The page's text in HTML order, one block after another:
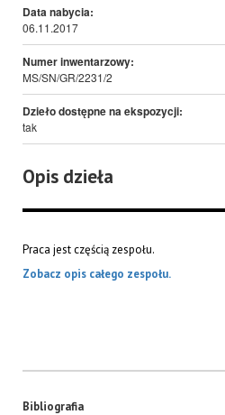
Data nabycia:
06.11.2017
Numer inwentarzowy:
MS/SN/GR/2231/2
Dzieło dostępne na ekspozycji:
tak
Opis dzieła
Praca jest częścią zespołu.
Zobacz opis całego zespołu.
Bibliografia